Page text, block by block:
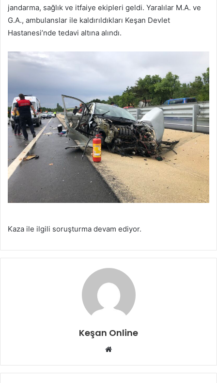
jandarma, sağlık ve itfaiye ekipleri geldi. Yaralılar M.A. ve
G.A., ambulanslar ile kaldırıldıkları Keşan Devlet
Hastanesi’nde tedavi altına alındı.
Kaza ile ilgili soruşturma devam ediyor.
Keşan Online
Web